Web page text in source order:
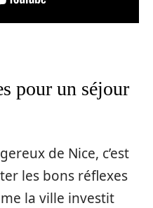
pour un séjour
de Nice, c’est
les bons réflexes
la ville investit